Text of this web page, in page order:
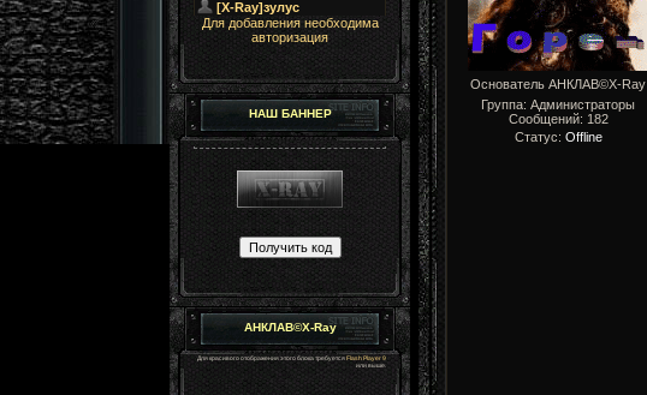
Для добавления необходима
авторизация
НАШ БАННЕР
АНКЛАВ©X-Ray
Для красивого отображения этого блока требуетсяFlash Player 9
или выше.
Основатель АНКЛАВ©X-Ray
Группа: Администраторы
Сообщений: 182
Статус: Offline